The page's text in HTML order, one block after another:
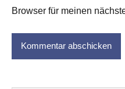
Browser für meinen